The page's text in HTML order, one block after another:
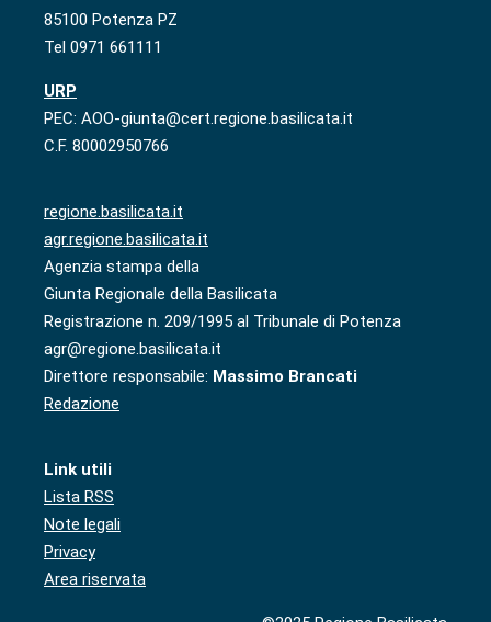
85100 Potenza PZ
Tel 0971 661111
URP
PEC: AOO-giunta@cert.regione.basilicata.it
C.F. 80002950766
regione.basilicata.it
agr.regione.basilicata.it
Agenzia stampa della
Giunta Regionale della Basilicata
Registrazione n. 209/1995 al Tribunale di Potenza
agr@regione.basilicata.it
Direttore responsabile: Massimo Brancati
Redazione
Link utili
Lista RSS
Note legali
Privacy
Area riservata